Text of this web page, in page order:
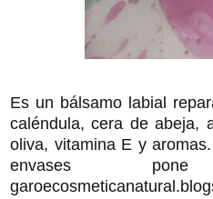
Es un bálsamo labial
caléndula, cera de abeja,
oliva, vitamina E y
envases